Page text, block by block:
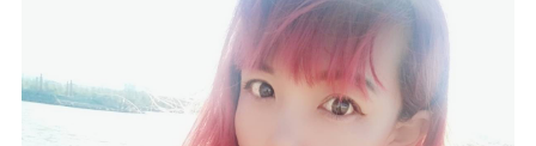
花农场 藏宝阁 夺宝岛 金券所 刮部落